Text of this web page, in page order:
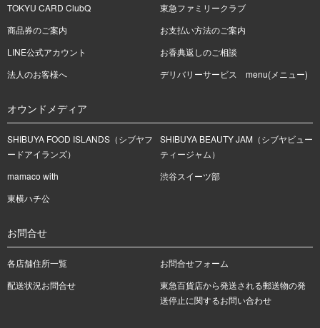
TOKYU CARD ClubQ
東急ファミリークラブ
商品券のご案内
お支払い方法のご案内
LINE公式アカウント
お香典返しのご相談
法人のお客様へ
デリバリーサービス menu(メニュー)
オウンドメディア
SHIBUYA FOOD ISLANDS（シブヤフ
ードアイランズ）
SHIBUYA BEAUTY JAM（シブヤビュー
ティージャム）
mamaco with
渋谷スイーツ部
東横ハチ公
お問合せ
各店舗住所一覧
お問合せフォーム
配送状況お問合せ
東急百貨店から発送される郵送物の発
送停止に関するお問い合わせ